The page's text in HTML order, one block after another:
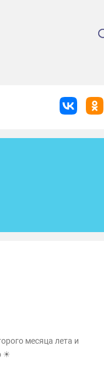
месяца лета и
☀